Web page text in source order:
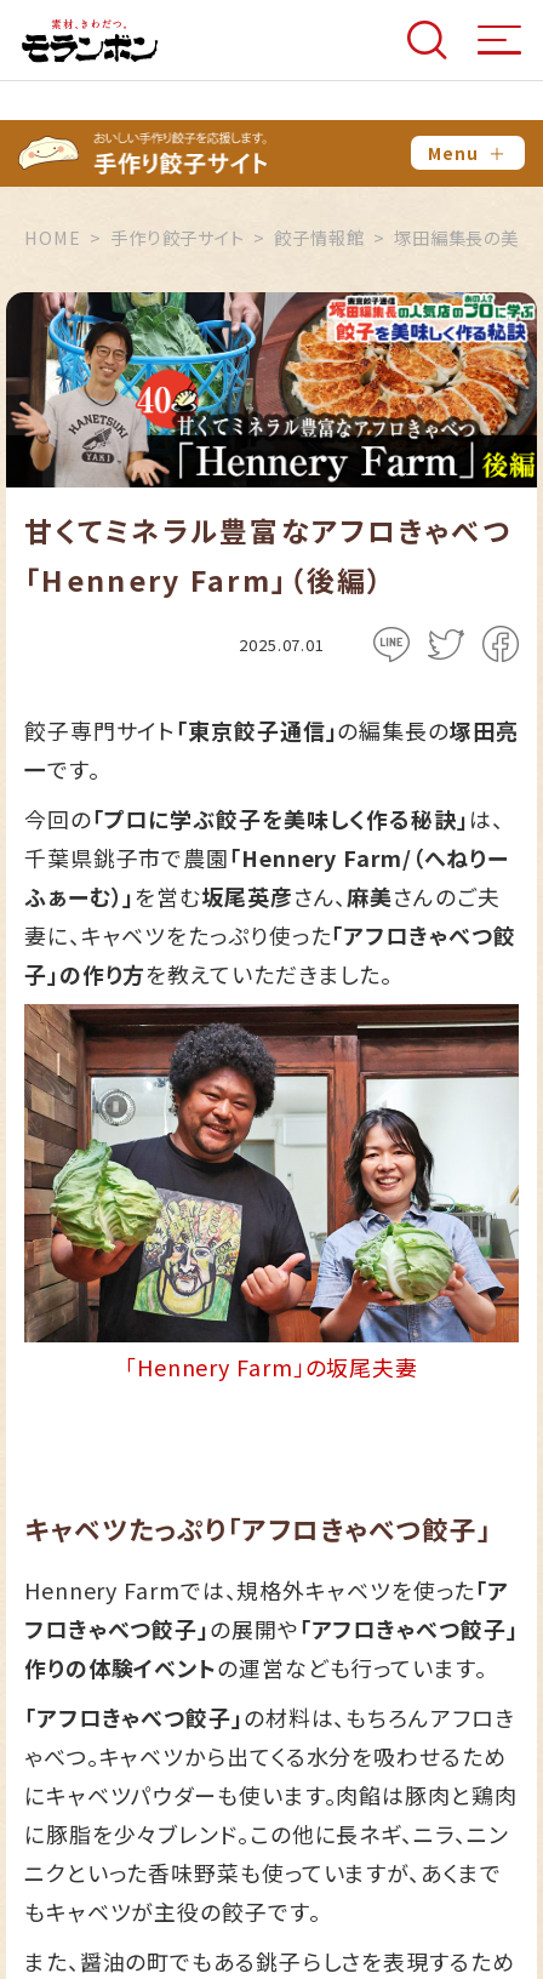
Menu ＋
HOME 手作り餃子サイト 餃子情報館 塚田編集長の美味
甘くてミネラル豊富なアフロきゃべつ
「Hennery Farm」（後編）
2025.07.01
餃子専門サイト「東京餃子通信」の編集長の塚田亮
一です。
今回の「プロに学ぶ餃子を美味しく作る秘訣」は、
千葉県銚子市で農園「Hennery Farm/（へねりー
ふぁーむ）」を営む坂尾英彦さん、麻美さんのご夫
妻に、キャベツをたっぷり使った「アフロきゃべつ餃
子」の作り方を教えていただきました。
「Hennery Farm」の坂尾夫妻
キャベツたっぷり「アフロきゃべつ餃子」
Hennery Farmでは、規格外キャベツを使った「ア
フロきゃべつ餃子」の展開や「アフロきゃべつ餃子」
作りの体験イベントの運営なども行っています。
「アフロきゃべつ餃子」の材料は、もちろんアフロき
ゃべつ。キャベツから出てくる水分を吸わせるため
にキャベツパウダーも使います。肉餡は豚肉と鶏肉
に豚脂を少々ブレンド。この他に長ネギ、ニラ、ニン
ニクといった香味野菜も使っていますが、あくまで
もキャベツが主役の餃子です。
また、醤油の町でもある銚子らしさを表現するため